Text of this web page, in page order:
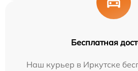
Бесплатная
Наш курьер в Иркутске